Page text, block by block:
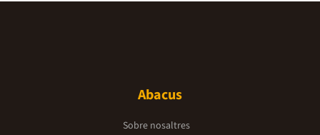
Abacus
Sobre nosaltres